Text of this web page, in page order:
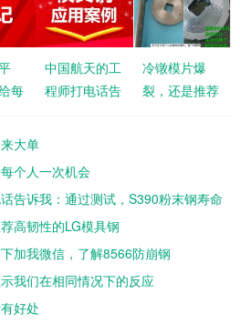
每
中国航天的工
程师打电话告
8566
冷镦模片爆
裂，还是推荐
大单
个人一次机会
告诉我：通过测试，S390粉末钢寿命
高韧性的LG模具钢
加我微信，了解8566防崩钢
我们在相同情况下的反应
好处